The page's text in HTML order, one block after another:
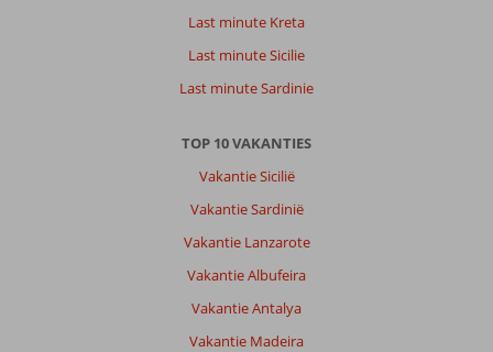
Last minute Kreta
Last minute Sicilie
Last minute Sardinie
TOP 10 VAKANTIES
Vakantie Sicilië
Vakantie Sardinië
Vakantie Lanzarote
Vakantie Albufeira
Vakantie Antalya
Vakantie Madeira